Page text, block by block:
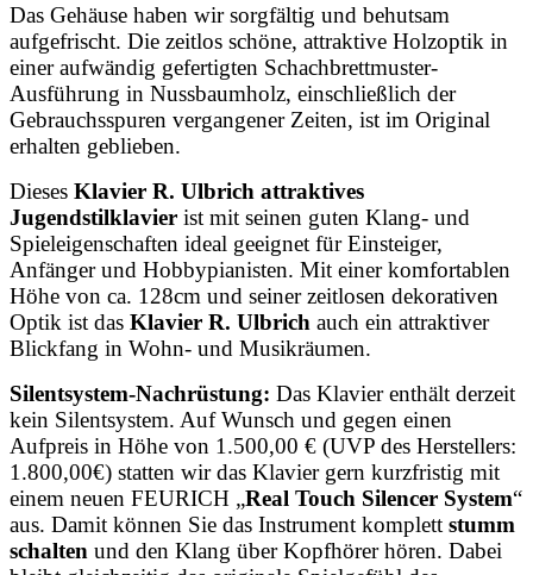
Das Gehäuse haben wir sorgfältig und behutsam
aufgefrischt. Die zeitlos schöne, attraktive Holzoptik in
einer aufwändig gefertigten Schachbrettmuster-
Ausführung in Nussbaumholz, einschließlich der
Gebrauchsspuren vergangener Zeiten, ist im Original
erhalten geblieben.
Dieses Klavier R. Ulbrich attraktives
Jugendstilklavier ist mit seinen guten Klang- und
Spieleigenschaften ideal geeignet für Einsteiger,
Anfänger und Hobbypianisten. Mit einer komfortablen
Höhe von ca. 128cm und seiner zeitlosen dekorativen
Optik ist das Klavier R. Ulbrich auch ein attraktiver
Blickfang in Wohn- und Musikräumen.
Silentsystem-Nachrüstung: Das Klavier enthält derzeit
kein Silentsystem. Auf Wunsch und gegen einen
Aufpreis in Höhe von 1.500,00 € (UVP des Herstellers:
1.800,00€) statten wir das Klavier gern kurzfristig mit
einem neuen FEURICH „Real Touch Silencer System“
aus. Damit können Sie das Instrument komplett stumm
schalten und den Klang über Kopfhörer hören. Dabei